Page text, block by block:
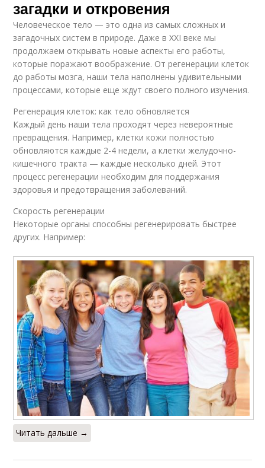
загадки и откровения
Человеческое тело — это одна из самых сложных и
загадочных систем в природе. Даже в XXI веке мы
продолжаем открывать новые аспекты его работы,
которые поражают воображение. От регенерации клеток
до работы мозга, наши тела наполнены удивительными
процессами, которые еще ждут своего полного изучения.
Регенерация клеток: как тело обновляется
Каждый день наши тела проходят через невероятные
превращения. Например, клетки кожи полностью
обновляются каждые 2-4 недели, а клетки желудочно-
кишечного тракта — каждые несколько дней. Этот
процесс регенерации необходим для поддержания
здоровья и предотвращения заболеваний.
Скорость регенерации
Некоторые органы способны регенерировать быстрее
других. Например:
Читать дальше →